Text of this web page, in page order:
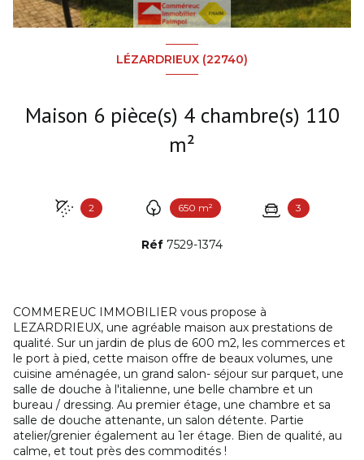
LÉZARDRIEUX (22740)
Maison 6 pièce(s) 4 chambre(s) 110
m²
2 650 m² 3
Réf 7529-1374
COMMEREUC IMMOBILIER vous propose à
LEZARDRIEUX, une agréable maison aux prestations de
qualité. Sur un jardin de plus de 600 m2, les commerces et
le port à pied, cette maison offre de beaux volumes, une
cuisine aménagée, un grand salon- séjour sur parquet, une
salle de douche à l'italienne, une belle chambre et un
bureau / dressing. Au premier étage, une chambre et sa
salle de douche attenante, un salon détente. Partie
atelier/grenier également au 1er étage. Bien de qualité, au
calme, et tout près des commodités !